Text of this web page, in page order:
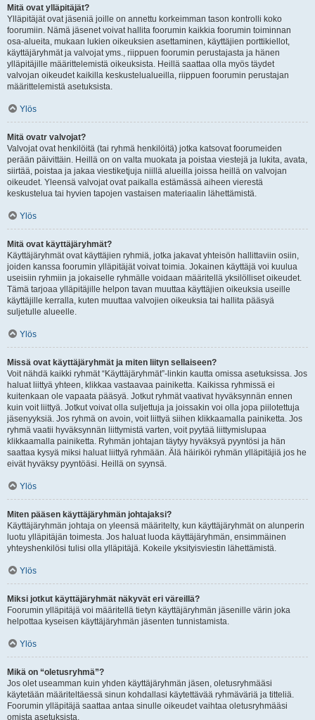
Mitä ovat ylläpitäjät?
Ylläpitäjät ovat jäseniä joille on annettu korkeimman tason kontrolli koko
foorumiin. Nämä jäsenet voivat hallita foorumin kaikkia foorumin toiminnan
osa-alueita, mukaan lukien oikeuksien asettaminen, käyttäjien porttikiellot,
käyttäjäryhmät ja valvojat yms., riippuen foorumin perustajasta ja hänen
ylläpitäjille määrittelemistä oikeuksista. Heillä saattaa olla myös täydet
valvojan oikeudet kaikilla keskustelualueilla, riippuen foorumin perustajan
määrittelemistä asetuksista.
Ylös
Mitä ovatr valvojat?
Valvojat ovat henkilöitä (tai ryhmä henkilöitä) jotka katsovat foorumeiden
perään päivittäin. Heillä on on valta muokata ja poistaa viestejä ja lukita, avata,
siirtää, poistaa ja jakaa viestiketjuja niillä alueilla joissa heillä on valvojan
oikeudet. Yleensä valvojat ovat paikalla estämässä aiheen vierestä
keskustelua tai hyvien tapojen vastaisen materiaalin lähettämistä.
Ylös
Mitä ovat käyttäjäryhmät?
Käyttäjäryhmät ovat käyttäjien ryhmiä, jotka jakavat yhteisön hallittaviin osiin,
joiden kanssa foorumin ylläpitäjät voivat toimia. Jokainen käyttäjä voi kuulua
useisiin ryhmiin ja jokaiselle ryhmälle voidaan määritellä yksilölliset oikeudet.
Tämä tarjoaa ylläpitäjille helpon tavan muuttaa käyttäjien oikeuksia useille
käyttäjille kerralla, kuten muuttaa valvojien oikeuksia tai hallita pääsyä
suljetulle alueelle.
Ylös
Missä ovat käyttäjäryhmät ja miten liityn sellaiseen?
Voit nähdä kaikki ryhmät “Käyttäjäryhmät”-linkin kautta omissa asetuksissa. Jos
haluat liittyä yhteen, klikkaa vastaavaa painiketta. Kaikissa ryhmissä ei
kuitenkaan ole vapaata pääsyä. Jotkut ryhmät vaativat hyväksynnän ennen
kuin voit liittyä. Jotkut voivat olla suljettuja ja joissakin voi olla jopa piilotettuja
jäsenyyksiä. Jos ryhmä on avoin, voit liittyä siihen klikkaamalla painiketta. Jos
ryhmä vaatii hyväksynnän liittymistä varten, voit pyytää liittymislupaa
klikkaamalla painiketta. Ryhmän johtajan täytyy hyväksyä pyyntösi ja hän
saattaa kysyä miksi haluat liittyä ryhmään. Älä häiriköi ryhmän ylläpitäjiä jos he
eivät hyväksy pyyntöäsi. Heillä on syynsä.
Ylös
Miten pääsen käyttäjäryhmän johtajaksi?
Käyttäjäryhmän johtaja on yleensä määritelty, kun käyttäjäryhmät on alunperin
luotu ylläpitäjän toimesta. Jos haluat luoda käyttäjäryhmän, ensimmäinen
yhteyshenkilösi tulisi olla ylläpitäjä. Kokeile yksityisviestin lähettämistä.
Ylös
Miksi jotkut käyttäjäryhmät näkyvät eri väreillä?
Foorumin ylläpitäjä voi määritellä tietyn käyttäjäryhmän jäsenille värin joka
helpottaa kyseisen käyttäjäryhmän jäsenten tunnistamista.
Ylös
Mikä on “oletusryhmä”?
Jos olet useamman kuin yhden käyttäjäryhmän jäsen, oletusryhmääsi
käytetään määriteltäessä sinun kohdallasi käytettävää ryhmäväriä ja titteliä.
Foorumin ylläpitäjä saattaa antaa sinulle oikeudet vaihtaa oletusryhmääsi
omista asetuksista.